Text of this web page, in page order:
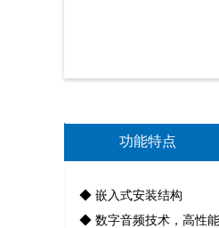
功能特点
◆ 嵌入式安装结构
◆ 数字音频技术，高性